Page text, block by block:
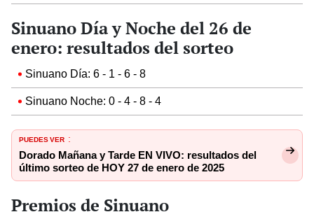
Sinuano Día y Noche del 26 de
enero: resultados del sorteo
Sinuano Día: 6 - 1 - 6 - 8
Sinuano Noche: 0 - 4 - 8 - 4
PUEDES VER :
Dorado Mañana y Tarde EN VIVO: resultados del
último sorteo de HOY 27 de enero de 2025
Premios de Sinuano